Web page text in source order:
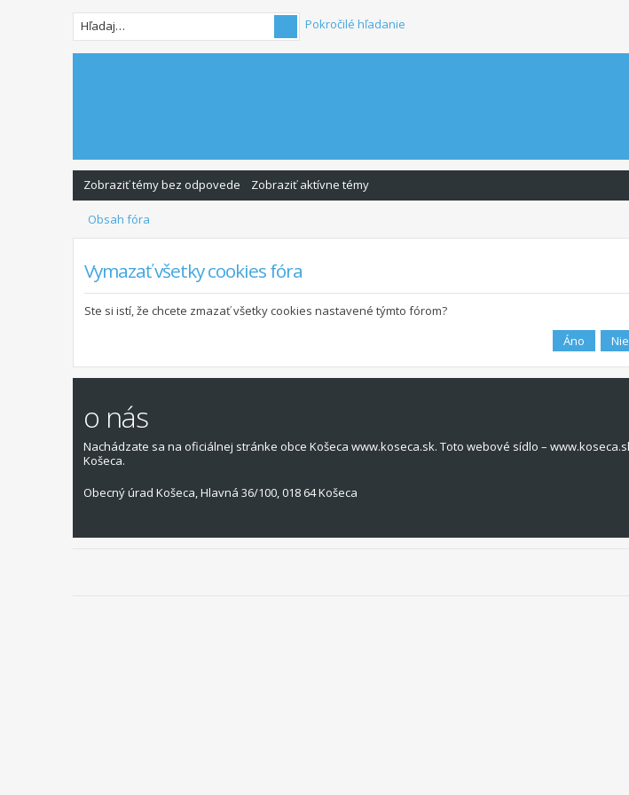
Pokročilé hľadanie
Zobraziť témy bez odpovede Zobraziť aktívne témy
Obsah fóra
Vymazať všetky cookies fóra
Ste si istí, že chcete zmazať všetky cookies nastavené týmto fórom?
o nás
Nachádzate sa na oficiálnej stránke obce Košeca www.koseca.sk. Toto webové sídlo –
Košeca.
Obecný úrad Košeca, Hlavná 36/100, 018 64 Košeca